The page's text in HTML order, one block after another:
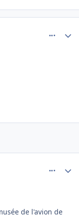
de l'avion de